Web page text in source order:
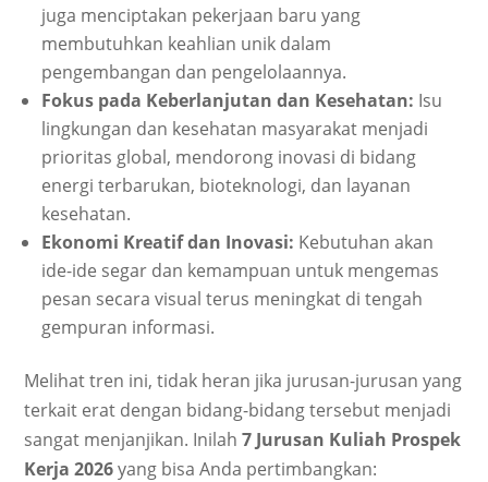
juga menciptakan pekerjaan baru yang
membutuhkan keahlian unik dalam
pengembangan dan pengelolaannya.
Fokus pada Keberlanjutan dan Kesehatan: Isu
lingkungan dan kesehatan masyarakat menjadi
prioritas global, mendorong inovasi di bidang
energi terbarukan, bioteknologi, dan layanan
kesehatan.
Ekonomi Kreatif dan Inovasi: Kebutuhan akan
ide-ide segar dan kemampuan untuk mengemas
pesan secara visual terus meningkat di tengah
gempuran informasi.
Melihat tren ini, tidak heran jika jurusan-jurusan yang
terkait erat dengan bidang-bidang tersebut menjadi
sangat menjanjikan. Inilah7 Jurusan Kuliah Prospek
Kerja 2026yang bisa Anda pertimbangkan: